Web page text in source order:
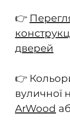
👉
дверей
👉
вуличної
ArWood